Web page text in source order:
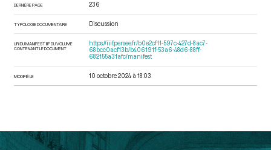
DERNIÈRE PAGE 236
TYPOLOGIE DOCUMENTAIRE Discussion
URI DU MANIFEST IIIF DU VOLUME
CONTENANT LE DOCUMENT
https://iiif.persee.fr/b0e2cf11-597c-427d-8ac7-
68bcc0acf13b/b406191f-53a6-48d6-88ff-
682155a31afc/manifest
MODIFIÉ LE 10 octobre 2024 à 18:03